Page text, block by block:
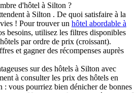
d'hôtel à Silton ?
à Silton . De quoi satisfaire à la
! Pour trouver un hôtel abordable à
besoins, utilisez les filtres disponibles
par ordre de prix (croissant).
et gagner des récompenses auprès
sur des hôtels à Silton avec
à consulter les prix des hôtels en
: vous pourriez bien dénicher de bonnes